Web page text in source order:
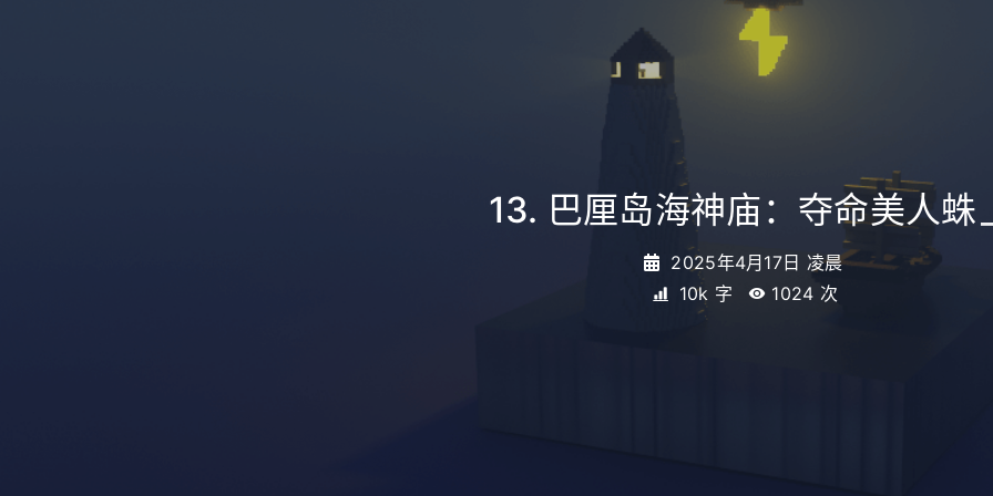
13. 巴厘岛海神庙：夺命美人蛛
2025年4月17日 凌晨
10k 字
1024 次